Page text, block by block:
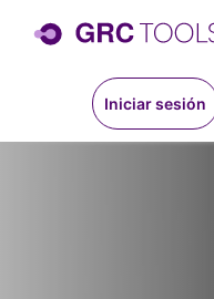
Iniciar sesión